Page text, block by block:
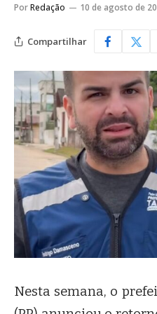
PorRedação 10 de agosto de
Compartilhar
Nesta semana, o